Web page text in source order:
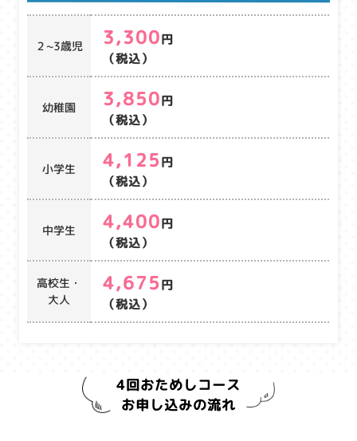
２~3歳児 3,300円
（税込）
幼稚園 3,850円
（税込）
小学生 4,125円
（税込）
中学生 4,400円
（税込）
高校生・
大人
4,675円
（税込）
4回おためしコース
お申し込みの流れ